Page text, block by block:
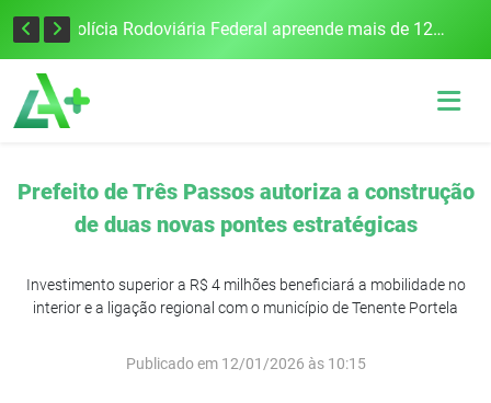
Tecnologia inovadora desenvolvida na UFSM/FW utiliza drones e IA para monitorar a qualidade da água Polícia Rodoviária Federal apreende mais de 120 quilos de maconha na BR-386, em Frederico Westphalen
Prefeito de Três Passos autoriza a construção
de duas novas pontes estratégicas
Investimento superior a R$ 4 milhões beneficiará a mobilidade no
interior e a ligação regional com o município de Tenente Portela
Publicado em 12/01/2026 às 10:15